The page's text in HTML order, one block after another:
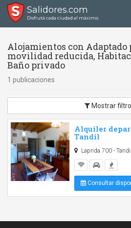
Salidores.com
Disfrutá cada ciudad al máximo
Alojamientos con Adaptado
movilidad reducida,
Baño privado
1 publicaciones
Mostrar
Alquiler
Tandil
Laprida 700 - Tandil
Consultar